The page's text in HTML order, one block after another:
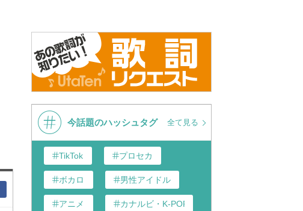
今話題のハッシュタグ 全て見る
TikTok プロセカ
ボカロ 男性アイドル
アニメ カナルビ・K-POP和訳